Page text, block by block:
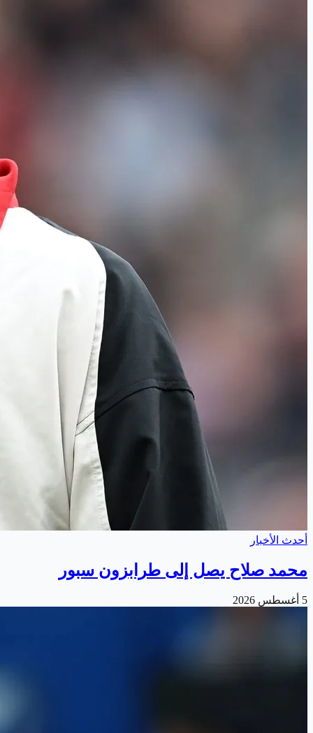
أحدث الأخبار
محمد صلاح يصل إلى طرابزون سبور
5 أغسطس 2026